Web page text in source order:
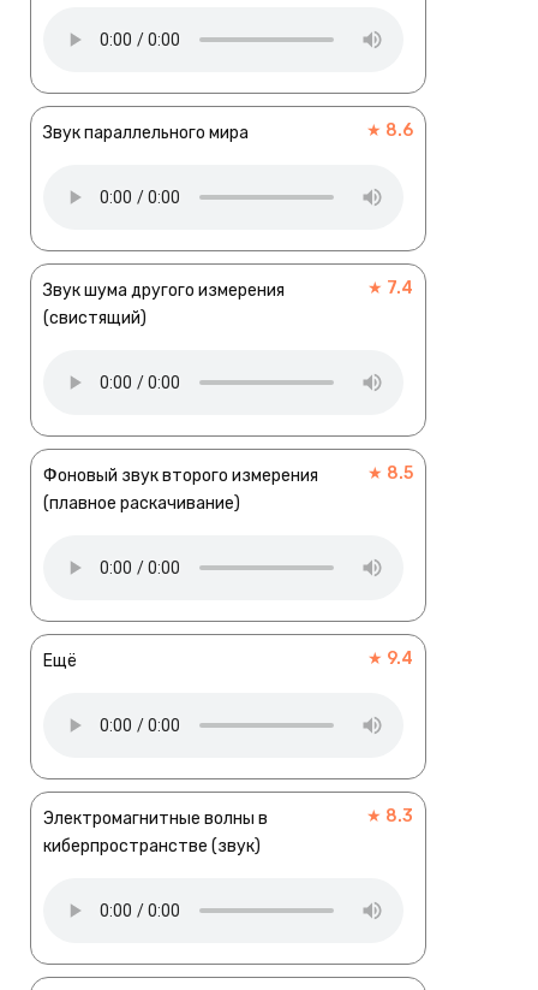
Звук параллельного мира ★ 8.6
Звук шума другого измерения
(свистящий)
★ 7.4
Фоновый звук второго измерения
(плавное раскачивание)
★ 8.5
Ещё ★ 9.4
Электромагнитные волны в
киберпространстве (звук)
★ 8.3